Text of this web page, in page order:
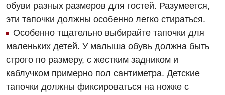
Проктология
Пульмонология
Ревматология
Терапия
обуви разных размеров для гостей. Разумеется,
эти тапочки должны особенно легко стираться.
Особенно тщательно выбирайте тапочки для
маленьких детей. У малыша обувь должна быть
строго по размеру, с жестким задником и
каблучком примерно пол сантиметра. Детские
тапочки должны фиксироваться на ножке с